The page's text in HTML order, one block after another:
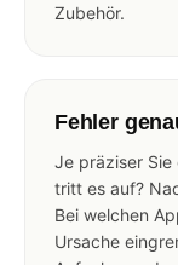
Zubehör.
Fehler
Je präziser Sie
tritt es auf?
Bei welchen
Ursache